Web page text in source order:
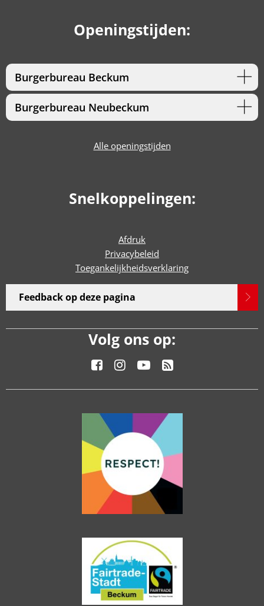
Openingstijden:
Burgerbureau Beckum
Burgerbureau Neubeckum
Alle openingstijden
Snelkoppelingen:
Afdruk
Privacybeleid
Toegankelijkheidsverklaring
Feedback op deze pagina
Volg ons op: